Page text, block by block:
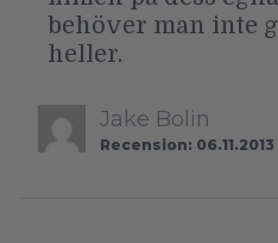
behöver man inte
heller.
Jake Bolin
Recension: 06.11.2013